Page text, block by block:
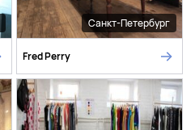
Санкт-Петербург
Fred Perry